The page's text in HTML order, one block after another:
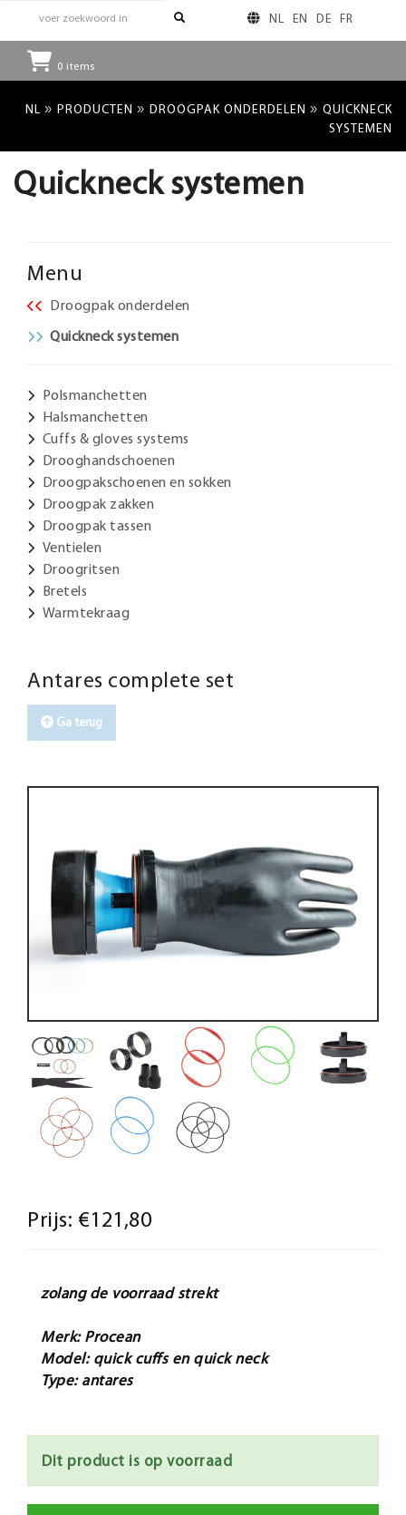
NL EN DE FR
0 items
NL » PRODUCTEN » DROOGPAK ONDERDELEN » QUICKNECK
SYSTEMEN
Quickneck systemen
Menu
Droogpak onderdelen
Quickneck systemen
Polsmanchetten
Halsmanchetten
Cuffs & gloves systems
Drooghandschoenen
Droogpakschoenen en sokken
Droogpak zakken
Droogpak tassen
Ventielen
Droogritsen
Bretels
Warmtekraag
Antares complete set
Ga terug
Prijs: €121,80
zolang de voorraad strekt
Merk: Procean
Model: quick cuffs en quick neck
Type: antares
Dit product is op voorraad